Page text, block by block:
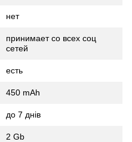
нет
принимает со всех соц
сетей
есть
450 mAh
до 7 днів
2 Gb